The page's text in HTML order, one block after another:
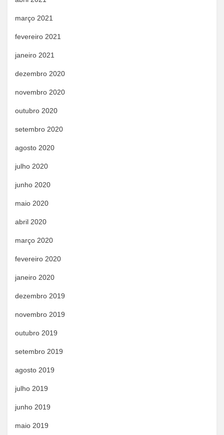
março 2021
fevereiro 2021
janeiro 2021
dezembro 2020
novembro 2020
outubro 2020
setembro 2020
agosto 2020
julho 2020
junho 2020
maio 2020
abril 2020
março 2020
fevereiro 2020
janeiro 2020
dezembro 2019
novembro 2019
outubro 2019
setembro 2019
agosto 2019
julho 2019
junho 2019
maio 2019